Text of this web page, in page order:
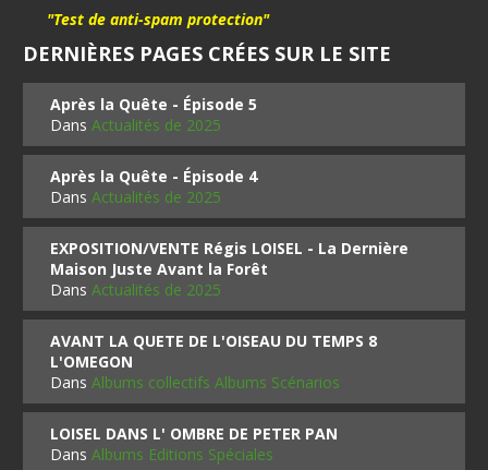
"Test de anti-spam protection"
DERNIÈRES PAGES CRÉES SUR LE SITE
Après la Quête - Épisode 5
DansActualités de 2025
Après la Quête - Épisode 4
DansActualités de 2025
EXPOSITION/VENTE Régis LOISEL - La Dernière
Maison Juste Avant la Forêt
DansActualités de 2025
AVANT LA QUETE DE L'OISEAU DU TEMPS 8
L'OMEGON
DansAlbums collectifs Albums Scénarios
LOISEL DANS L' OMBRE DE PETER PAN
DansAlbums Editions Spéciales